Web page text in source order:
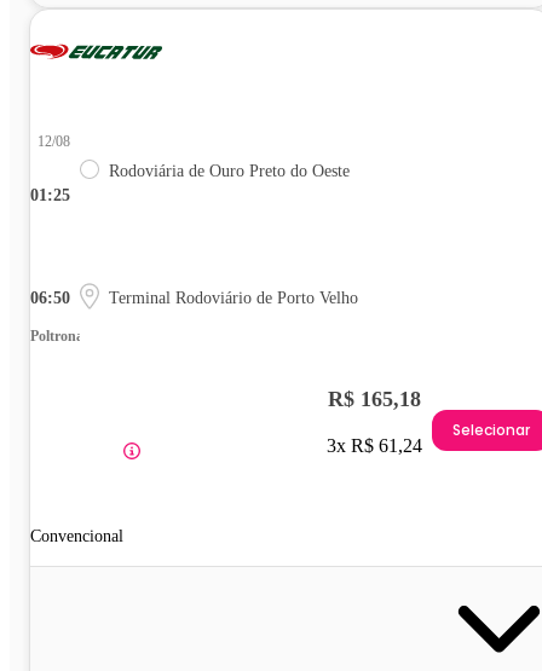
01:25
12/08
Rodoviária de Ouro Preto do Oeste
06:50 Terminal Rodoviário de Porto Velho
Poltrona
Convencional
R$ 165,18
3x R$ 61,24
Selecionar